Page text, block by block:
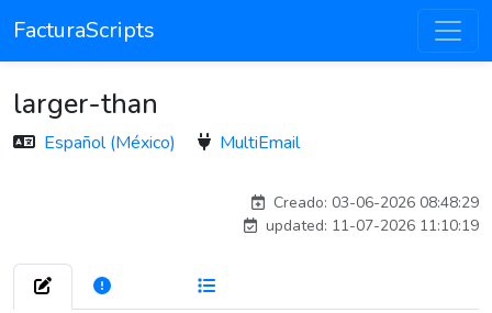
FacturaScripts
larger-than
Español (México) MultiEmail
Creado: 03-06-2026 08:48:29
updated: 11-07-2026 11:10:19